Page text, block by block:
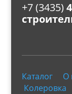
+7 (3435)
Каталог О
Колеровка